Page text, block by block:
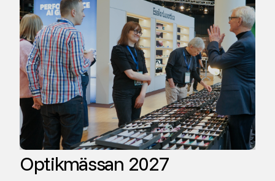
Optikmässan 2027